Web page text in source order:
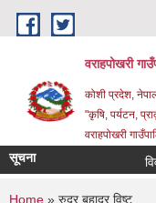
Skip to main content
वराहपोखरी
कोशी प्रदेश,
"कृषि, पर्यटन,
वराहपोखरी
सूचना
Home » रुद्र बहादुर विष्ट